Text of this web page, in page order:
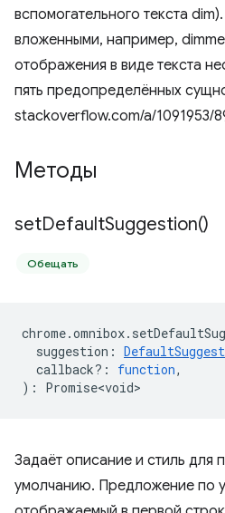
вспомогательного текста
вложенными, например,
отображения в виде текста
пять предопределённых
stackoverflow.com/a/1091953/
Методы
setDefaultSuggestion()
Обещать
chrome.omnibox.
suggestion :
callback? : function,
) : Promise<void>
Задаёт описание и стиль для
умолчанию. Предложение по